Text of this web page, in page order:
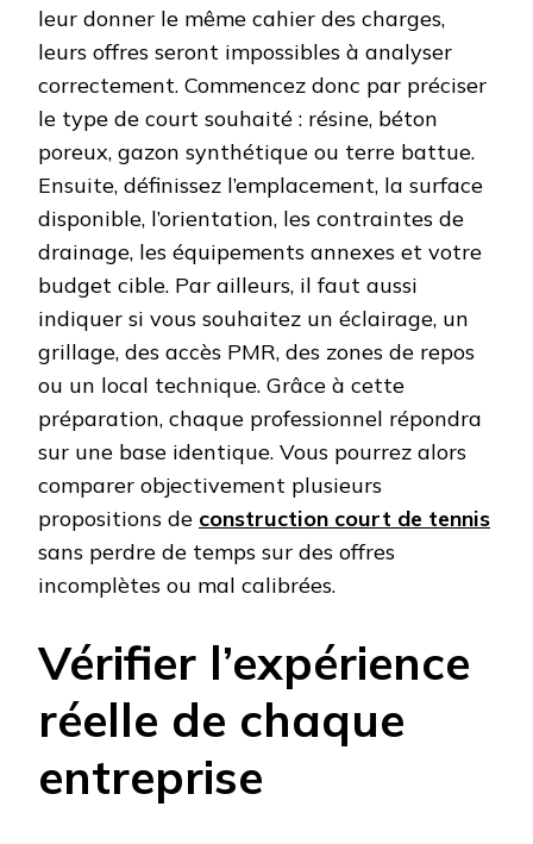
leur donner le même cahier des charges,
leurs offres seront impossibles à analyser
correctement. Commencez donc par préciser
le type de court souhaité : résine, béton
poreux, gazon synthétique ou terre battue.
Ensuite, définissez l’emplacement, la surface
disponible, l’orientation, les contraintes de
drainage, les équipements annexes et votre
budget cible. Par ailleurs, il faut aussi
indiquer si vous souhaitez un éclairage, un
grillage, des accès PMR, des zones de repos
ou un local technique. Grâce à cette
préparation, chaque professionnel répondra
sur une base identique. Vous pourrez alors
comparer objectivement plusieurs
propositions de construction court de tennis
sans perdre de temps sur des offres
incomplètes ou mal calibrées.
Vérifier l’expérience
réelle de chaque
entreprise